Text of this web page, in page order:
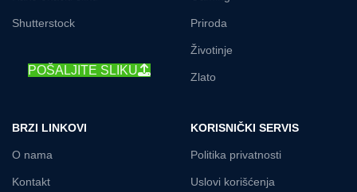
Shutterstock
POŠALJITE SLIKU
Priroda
Životinje
Zlato
BRZI LINKOVI
O nama
Kontakt
KORISNIČKI SERVIS
Politika privatnosti
Uslovi korišćenja